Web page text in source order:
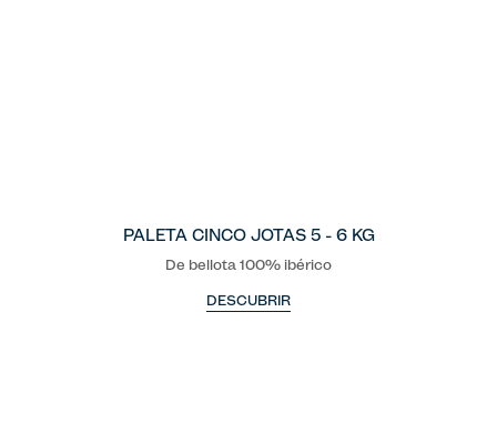
PALETA CINCO JOTAS 5 - 6 KG
De bellota 100% ibérico
DESCUBRIR